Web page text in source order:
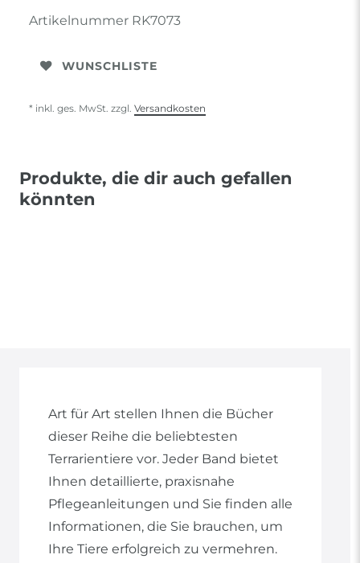
Artikelnummer RK7073
WUNSCHLISTE
* inkl. ges. MwSt. zzgl. Versandkosten
Produkte, die dir auch gefallen
könnten
Art für Art stellen Ihnen die Bücher
dieser Reihe die beliebtesten
Terrarientiere vor. Jeder Band bietet
Ihnen detaillierte, praxisnahe
Pflegeanleitungen und Sie finden alle
Informationen, die Sie brauchen, um
Ihre Tiere erfolgreich zu vermehren.